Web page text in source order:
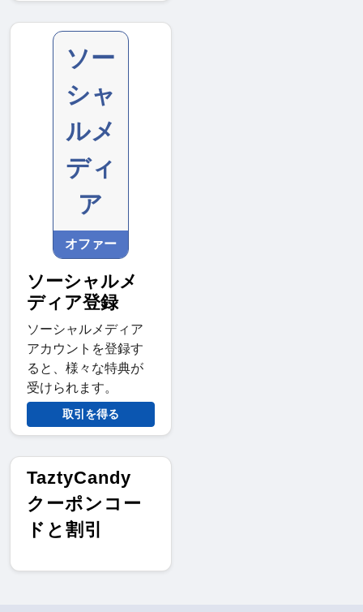
ソー
シャ
ルメ
ディ
ア
オファー
ソーシャルメ
ディア登録
ソーシャルメディア
アカウントを登録す
ると、様々な特典が
受けられます。
取引を得る
TaztyCandy
クーポンコー
ドと割引